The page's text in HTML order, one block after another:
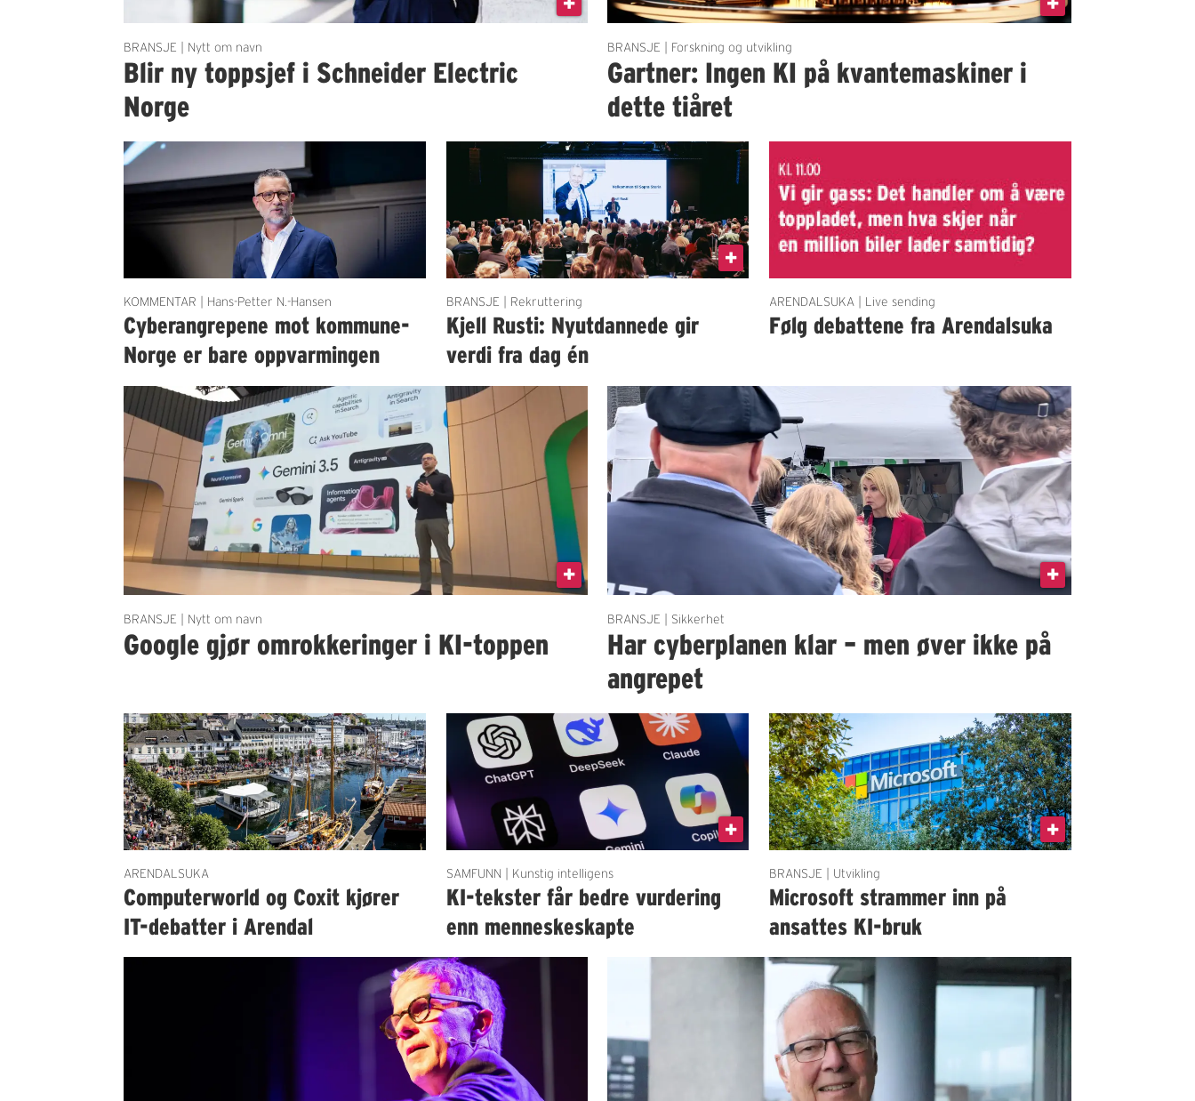
BRANSJE | Nytt om navn
Blir ny toppsjef i Schneider Electric
Norge
BRANSJE | Forskning og utvikling
Gartner: Ingen KI på kvantemaskiner i
dette tiåret
KOMMENTAR | Hans-Petter N.-Hansen
Cyberangrepene mot kommune-
Norge er bare oppvarmingen
BRANSJE | Rekruttering
Kjell Rusti: Nyutdannede gir
verdi fra dag én
ARENDALSUKA | Live sending
Følg debattene fra Arendalsuka
BRANSJE | Nytt om navn
Google gjør omrokkeringer i KI-toppen
BRANSJE | Sikkerhet
Har cyberplanen klar – men øver ikke på
angrepet
ARENDALSUKA
Computerworld og Coxit kjører
IT-debatter i Arendal
SAMFUNN | Kunstig intelligens
KI-tekster får bedre vurdering
enn menneskeskapte
BRANSJE | Utvikling
Microsoft strammer inn på
ansattes KI-bruk